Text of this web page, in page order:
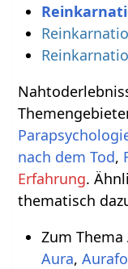
nach dem Tod,
Erfahrung.
thematisch
Zum
Aura,